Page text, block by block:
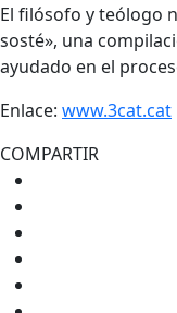
El filósofo y teólogo
sosté», una
ayudado en el
Enlace: www.3cat.cat
COMPARTIR